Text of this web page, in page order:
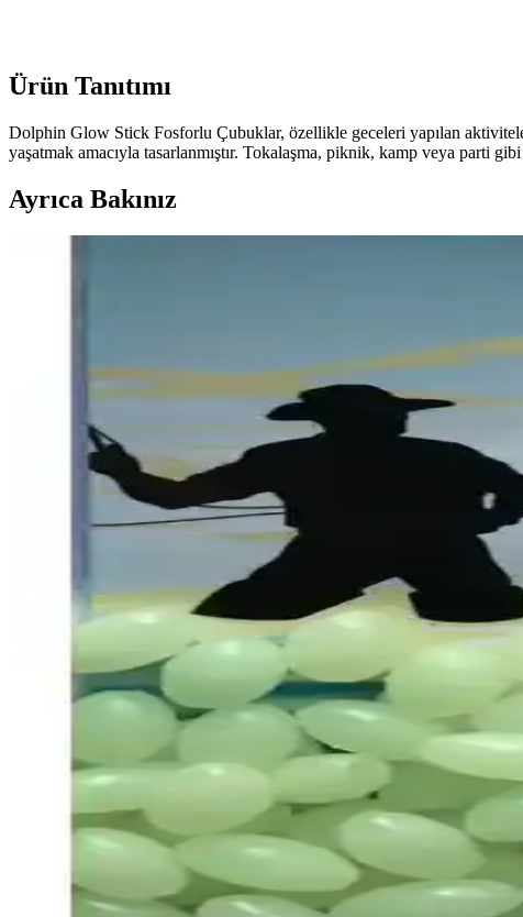
Ürün Tanıtımı
Dolphin Glow Stick Fosforlu Çubuklar, özellikle geceleri yapılan
yaşatmak amacıyla tasarlanmıştır. Tokalaşma, piknik, kamp veya parti
Ayrıca Bakınız
Hunter Eyes 2 İğneli Fosforlu Kurşunlu Yılan Dili Takımı, gece avında
Balıkçılık ve El İşi İçin Fosforlu Boncuk Karşılaştırması
İki popüler fosforlu boncuk ürününü detaylı karşılaştırıyoruz.
Sasa Fosforlu Oval Boncuk 100'lü Paket Dekoratif ve
Fosforlu oval boncuklar, el işi ve dekoratif projelerde kullanılabilen,
Sasa Fosforlu Oval Boncuk 5x8 mm 100'lü Paket Takı
Yüksek kaliteli, fosforlu oval boncuklar, 5x8 mm ölçülerinde, 100 adetlik
Balıkçılıkta Fırdöndü Seçimi: Paslanmaz ve Fosforlu
İki farklı balıkçılık fırdöndüsü olan paslanmaz ve fosforlu üçlü
Balıkçılıkta Fırdöndü Seçimi: Paslanmaz ve Fosforlu
İki farklı balıkçılık fırdöndüsü olan paslanmaz ve fosforlu modellerin
Fujin Baby Worm 5.2 cm LRF Sahte Silikon Yem:
Fujin Baby Worm 5.2 cm uzunluğunda, elastik ve dayanıklı silikon
Sasa Fosforlu Oval Boncuk ve Yüksek Fosforlu Boncuk